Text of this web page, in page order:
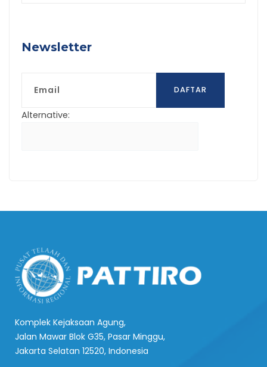
Newsletter
DAFTAR
Alternative:
Komplek Kejaksaan Agung,
Jalan Mawar Blok G35, Pasar Minggu,
Jakarta Selatan 12520, Indonesia